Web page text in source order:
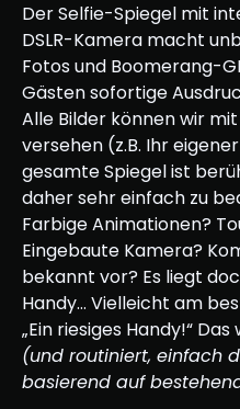
Der Selfie-Spiegel mit
DSLR-Kamera macht
Fotos und Boomerang-
Gästen sofortige
Alle Bilder können wir
versehen (z.B. Ihr
gesamte Spiegel ist
daher sehr einfach zu
Farbige Animationen?
Eingebaute Kamera?
bekannt vor? Es liegt
Handy… Vielleicht am
„Ein riesiges Handy!“
(und routiniert, einfach
basierend auf